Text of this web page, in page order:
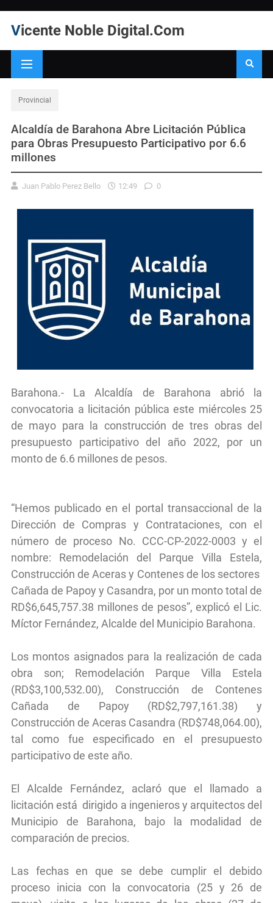
Vicente Noble Digital.Com
Provincial
Alcaldía de Barahona Abre Licitación Pública
para Obras Presupuesto Participativo por 6.6
millones
Juan Pablo Perez Bello 12:49 0
Barahona.- La Alcaldía de Barahona abrió la
convocatoria a licitación pública este miércoles 25
de mayo para la construcción de tres obras del
presupuesto participativo del año 2022, por un
monto de 6.6 millones de pesos.
“Hemos publicado en el portal transaccional de la
Dirección de Compras y Contrataciones, con el
número de proceso No. CCC-CP-2022-0003 y el
nombre: Remodelación del Parque Villa Estela,
Construcción de Aceras y Contenes de los sectores
Cañada de Papoy y Casandra, por un monto total de
RD$6,645,757.38 millones de pesos”, explicó el Lic.
Míctor Fernández, Alcalde del Municipio Barahona.
Los montos asignados para la realización de cada
obra son; Remodelación Parque Villa Estela
(RD$3,100,532.00), Construcción de Contenes
Cañada de Papoy (RD$2,797,161.38) y
Construcción de Aceras Casandra (RD$748,064.00),
tal como fue especificado en el presupuesto
participativo de este año.
El Alcalde Fernández, aclaró que el llamado a
licitación está dirigido a ingenieros y arquitectos del
Municipio de Barahona, bajo la modalidad de
comparación de precios.
Las fechas en que se debe cumplir el debido
proceso inicia con la convocatoria (25 y 26 de